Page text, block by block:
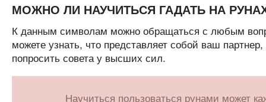
МОЖНО ЛИ НАУЧИТЬСЯ ГАДАТЬ НА
К данным символам можно обращаться с любым
можете узнать, что представляет собой ваш
попросить совета у высших сил.
Научиться пользоваться рунами может